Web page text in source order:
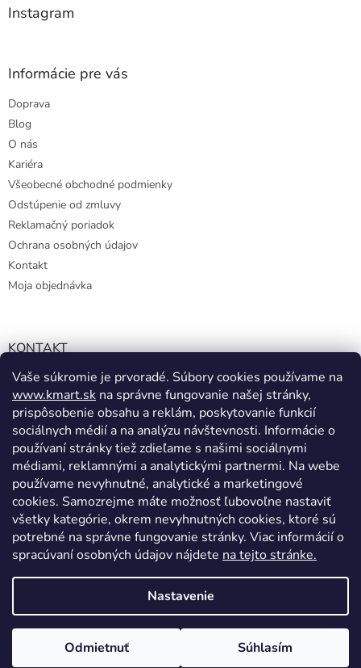
Vaše súkromie je prvoradé. Súbory cookies používame na
www.kmart.sk na správne fungovanie našej stránky,
prispôsobenie obsahu a reklám, poskytovanie funkcií
sociálnych médií a na analýzu návštevnosti. Informácie o
používaní stránky tiež zdieľame s našimi sociálnymi
médiami, reklamnými a analytickými partnermi. Na webe
používame nevyhnutné, analytické a marketingové
cookies. Samozrejme máte možnosť ľubovoľne nastaviť
všetky kategórie, okrem nevyhnutných cookies, ktoré sú
potrebné na správne fungovanie stránky. Viac informácií o
spracúvaní osobných údajov nájdete na tejto stránke.
Nastavenie
Odmietnuť Súhlasím
Instagram
Informácie pre vás
Doprava
Blog
O nás
Kariéra
Všeobecné obchodné podmienky
Odstúpenie od zmluvy
Reklamačný poriadok
Ochrana osobných údajov
Kontakt
Moja objednávka
KONTAKT
info@kmart.sk
+421 947 979 193
+421 947 979 193
facebook.com/Kolieramarket
Vytvoril Shoptet
Copyright 2026Kmart.sk. Všetky práva vyhradené.Upraviť